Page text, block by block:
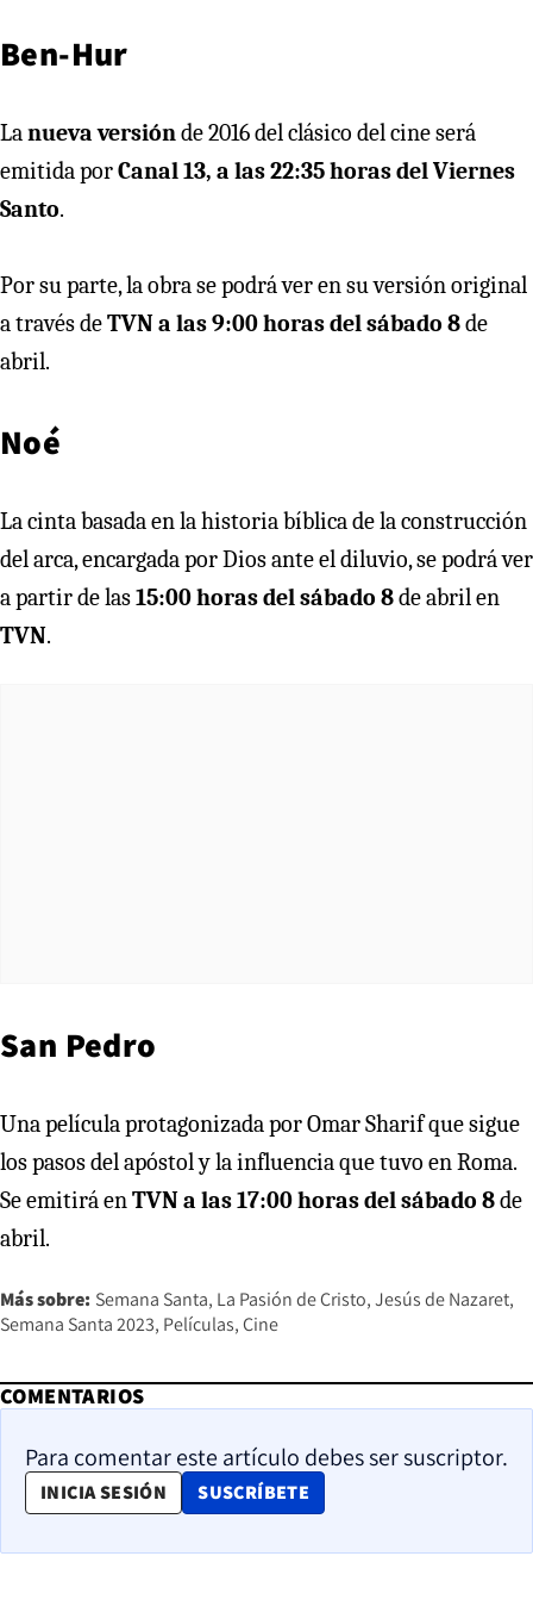
Ben-Hur
Lanueva versiónde 2016 del clásico del cine será
emitida porCanal 13, a las 22:35 horas del Viernes
Santo.
Por su parte, la obra se podrá ver en su versión original
a través deTVN a las 9:00 horas del sábado 8de
abril.
Noé
La cinta basada en la historia bíblica de la construcción
del arca, encargada por Dios ante el diluvio, se podrá ver
a partir de las15:00 horas del sábado 8de abril en
TVN.
San Pedro
Una película protagonizada por Omar Sharif que sigue
los pasos del apóstol y la influencia que tuvo en Roma.
Se emitirá enTVN a las 17:00 horas del sábado 8de
abril.
Más sobre: Semana Santa La Pasión de Cristo Jesús de Nazaret
Semana Santa 2023 Películas Cine
COMENTARIOS
Para comentar este artículo debes ser suscriptor.
INICIA SESIÓN SUSCRÍBETE
OPENS IN NEW WINDOW